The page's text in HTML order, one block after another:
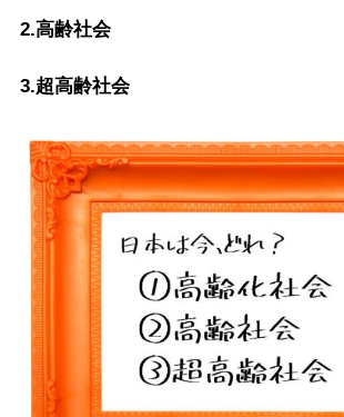
2.高齢社会
3.超高齢社会